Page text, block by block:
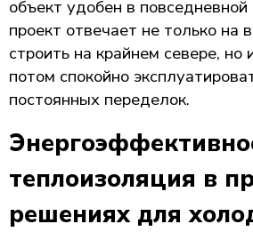
объект удобен в
проект отвечает не только на
строить на крайнем севере, но
потом спокойно
постоянных переделок.
теплоизоляция в
решениях для